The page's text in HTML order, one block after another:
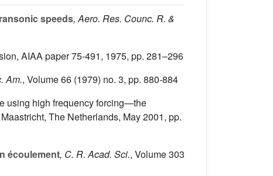
speeds, Aero. Res. Counc. R. &
AIAA paper 75-491, 1975, pp. 281–296
Am., Volume 66 (1979) no. 3, pp. 880-884
using high frequency forcing—the
The Netherlands, May 2001, pp.
écoulement, C. R. Acad. Sci., Volume 303